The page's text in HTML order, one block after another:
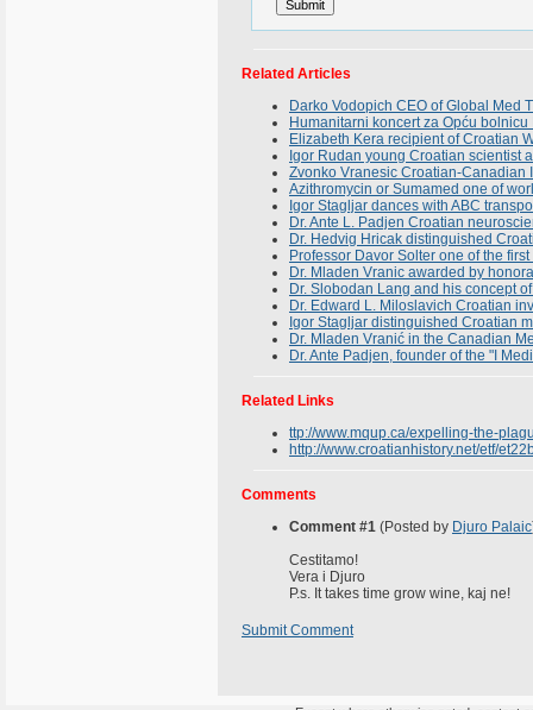
Related Articles
Darko Vodopich CEO of Global Med
Humanitarni koncert za Opću bolnicu
Elizabeth Kera recipient of Croatian
Igor Rudan young Croatian scientist
Zvonko Vranesic Croatian-Canadian
Azithromycin or Sumamed one of
Igor Stagljar dances with ABC
Dr. Ante L. Padjen Croatian
Dr. Hedvig Hricak distinguished
Professor Davor Solter one of the
Dr. Mladen Vranic awarded by
Dr. Slobodan Lang and his concept
Dr. Edward L. Miloslavich Croatian
Igor Stagljar distinguished Croatian
Dr. Mladen Vranić in the Canadian
Dr. Ante Padjen, founder of the "I
Related Links
ttp://www.mqup.ca/expelling-the-
http://www.croatianhistory.net/etf/
Comments
Comment #1 (Posted by Djuro Palaic
Cestitamo!
Vera i Djuro
P.s. It takes time grow wine, kaj ne!
Submit Comment